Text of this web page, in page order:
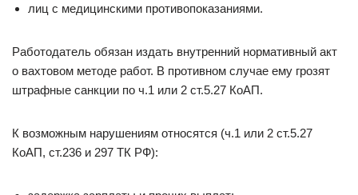
лиц с медицинскими противопоказаниями.
Работодатель обязан издать внутренний нормативный акт
о вахтовом методе работ. В противном случае ему грозят
штрафные санкции по ч.1 или 2 ст.5.27 КоАП.
К возможным нарушениям относятся (ч.1 или 2 ст.5.27
КоАП, ст.236 и 297 ТК РФ):